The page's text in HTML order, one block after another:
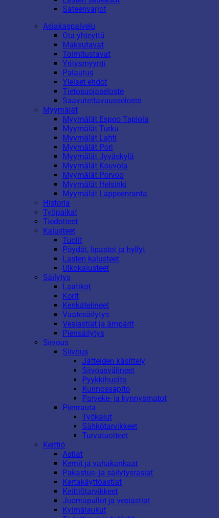
Sateenvarjot
Asiakaspalvelu
Ota yhteyttä
Maksutavat
Toimitustavat
Yritysmyynti
Palautus
Yleiset ehdot
Tietosuojaseloste
Saavutettavuusseloste
Myymälät
Myymälät Espoo Tapiola
Myymälät Turku
Myymälät Lahti
Myymälät Pori
Myymälät Jyväskylä
Myymälät Kouvola
Myymälät Porvoo
Myymälät Helsinki
Myymälät Lappeenranta
Historia
Työpaikat
Tiedotteet
Kalusteet
Tuolit
Pöydät, lipastot ja hyllyt
Lasten kalusteet
Ulkokalusteet
Säilytys
Laatikot
Korit
Kenkätelineet
Vaatesäilytys
Vesiastiat ja ämpärit
Piensäilytys
Siivous
Siivous
Jätteiden käsittely
Siivousvälineet
Pyykkihuolto
Kunnossapito
Parveke- ja kynnysmatot
Pienrauta
Työkalut
Sähkötarvikkeet
Turvatuotteet
Keittiö
Astiat
Kernit ja vahakankaat
Pakastus- ja säilytysrasiat
Kertakäyttöastiat
Keittiötarvikkeet
Juomapullot ja vesiastiat
Kylmälaukut